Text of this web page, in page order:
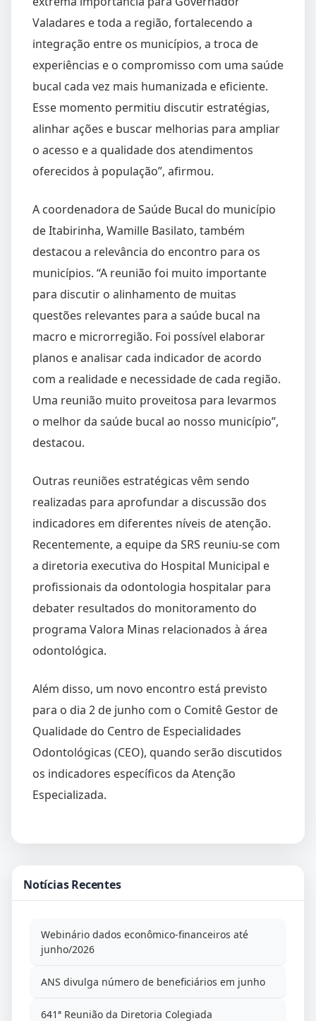
Valadares e toda a região, fortalecendo a
integração entre os municípios, a troca de
experiências e o compromisso com uma saúde
bucal cada vez mais humanizada e eficiente.
Esse momento permitiu discutir estratégias,
alinhar ações e buscar melhorias para ampliar
o acesso e a qualidade dos atendimentos
oferecidos à população”, afirmou.
A coordenadora de Saúde Bucal do município
de Itabirinha, Wamille Basilato, também
destacou a relevância do encontro para os
municípios. “A reunião foi muito importante
para discutir o alinhamento de muitas
questões relevantes para a saúde bucal na
macro e microrregião. Foi possível elaborar
planos e analisar cada indicador de acordo
com a realidade e necessidade de cada região.
Uma reunião muito proveitosa para levarmos
o melhor da saúde bucal ao nosso município”,
destacou.
Outras reuniões estratégicas vêm sendo
realizadas para aprofundar a discussão dos
indicadores em diferentes níveis de atenção.
Recentemente, a equipe da SRS reuniu-se com
a diretoria executiva do Hospital Municipal e
profissionais da odontologia hospitalar para
debater resultados do monitoramento do
programa Valora Minas relacionados à área
odontológica.
Além disso, um novo encontro está previsto
para o dia 2 de junho com o Comitê Gestor de
Qualidade do Centro de Especialidades
Odontológicas (CEO), quando serão discutidos
os indicadores específicos da Atenção
Especializada.
Notícias Recentes
Webinário dados econômico-financeiros até
junho/2026
ANS divulga número de beneficiários em junho
641ª Reunião da Diretoria Colegiada